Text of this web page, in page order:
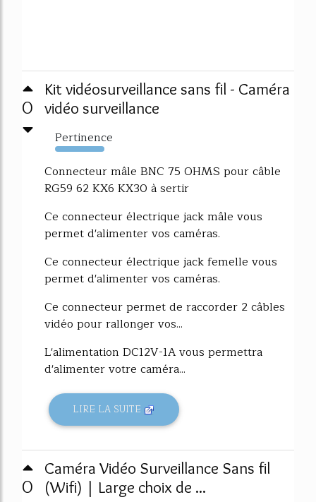
0
Kit vidéosurveillance sans fil - Caméra
vidéo surveillance
Pertinence
2283%
Connecteur mâle BNC 75 OHMS pour câble
RG59 62 KX6 KX30 à sertir
Ce connecteur électrique jack mâle vous
permet d'alimenter vos caméras.
Ce connecteur électrique jack femelle vous
permet d'alimenter vos caméras.
Ce connecteur permet de raccorder 2 câbles
vidéo pour rallonger vos...
L'alimentation DC12V-1A vous permettra
d'alimenter votre caméra...
LIRE LA SUITE
0
Caméra Vidéo Surveillance Sans fil
(Wifi) | Large choix de ...